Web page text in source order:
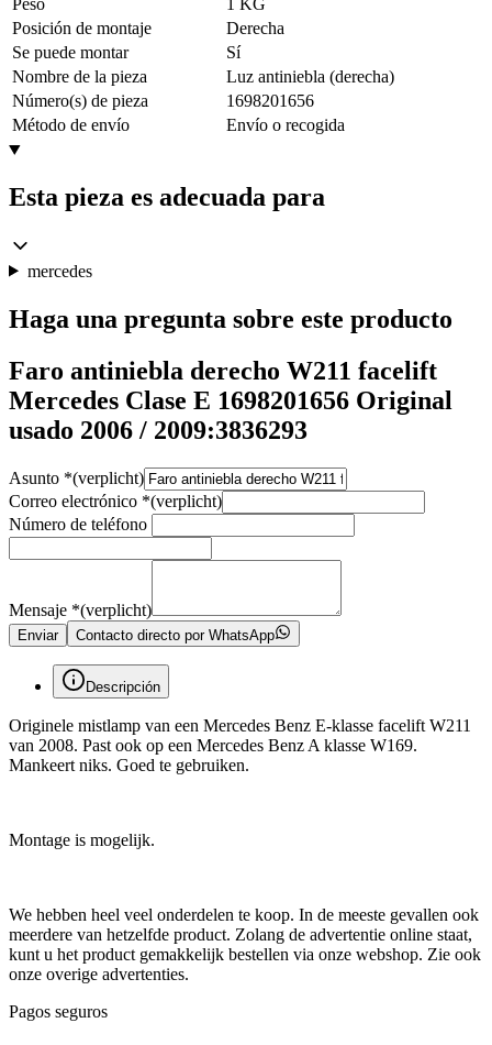
Posición de montaje
Derecha
Se puede montar
Sí
Nombre de la pieza
Luz antiniebla (derecha)
Número(s) de pieza
1698201656
Método de envío
Envío o recogida
Esta pieza es adecuada para
mercedes
Haga una pregunta sobre este producto
Faro antiniebla derecho W211 facelift
Mercedes Clase E 1698201656 Original
usado 2006 / 2009:3836293
Asunto *(verplicht)
Correo electrónico *(verplicht)
Número de teléfono
Mensaje *(verplicht)
Enviar Contacto directo por WhatsApp
Descripción
Originele mistlamp van een Mercedes Benz E-klasse facelift W211
van 2008. Past ook op een Mercedes Benz A klasse W169.
Mankeert niks. Goed te gebruiken.
Montage is mogelijk.
We hebben heel veel onderdelen te koop. In de meeste gevallen ook
meerdere van hetzelfde product. Zolang de advertentie online staat,
kunt u het product gemakkelijk bestellen via onze webshop. Zie ook
onze overige advertenties.
Pagos seguros